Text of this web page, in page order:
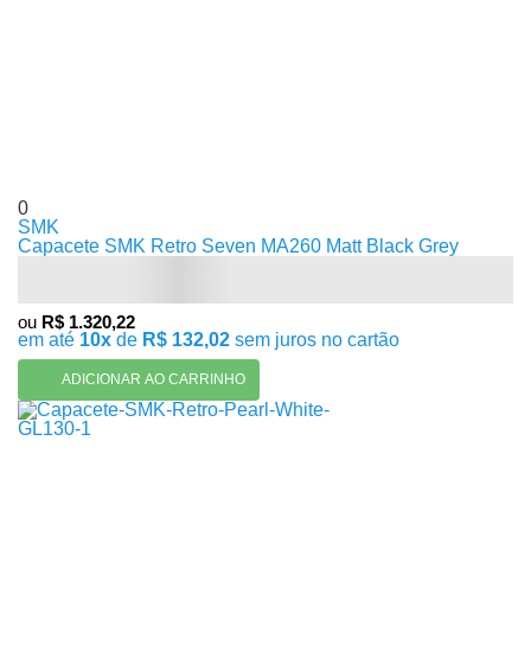
0
SMK
Capacete SMK Retro Seven MA260 Matt Black Grey
ou R$ 1.320,22
em até 10x de R$ 132,02 sem juros no cartão
ADICIONAR AO CARRINHO